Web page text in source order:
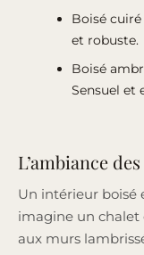
Boisé
et robuste.
Boisé
Sensuel et
L’ambiance
Un intérieur boisé
imagine un
aux murs